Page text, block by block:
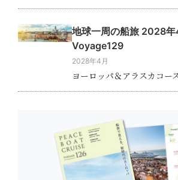
地球一周の船旅 2028年
Voyage129
2028年4月
ヨーロッパ＆アラスカコー